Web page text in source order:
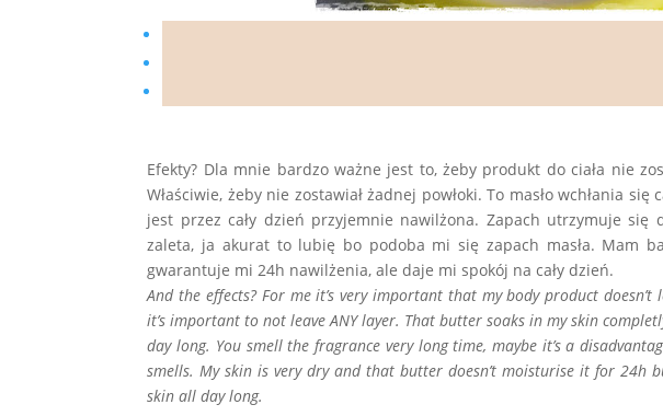
Efekty? Dla mnie bardzo ważne jest to, żeby produkt do ciała nie
Właściwie, żeby nie zostawiał żadnej powłoki. To masło wchłania
jest przez cały dzień przyjemnie nawilżona. Zapach utrzymuje się
zaleta, ja akurat to lubię bo podoba mi się zapach masła. Mam
gwarantuje mi 24h nawilżenia, ale daje mi spokój na cały dzień.
And the effects? For me it’s very important that my body product
it’s important to not leave ANY layer. That butter soaks in my skin
day long. You smell the fragrance very long time, maybe it’s a
smells. My skin is very dry and that butter doesn’t moisturise it for 24h
skin all day long.